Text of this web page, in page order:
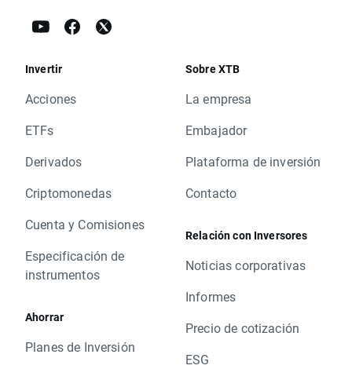
Invertir
Acciones
ETFs
Derivados
Criptomonedas
Cuenta y Comisiones
Especificación de
instrumentos
Ahorrar
Planes de Inversión
Sobre XTB
La empresa
Embajador
Plataforma de inversión
Contacto
Relación con Inversores
Noticias corporativas
Informes
Precio de cotización
ESG